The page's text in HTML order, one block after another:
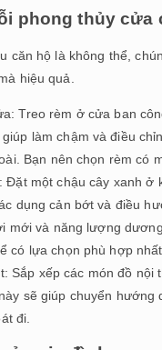
phong thủy cửa
căn hộ là không thể,
hiệu quả.
Treo rèm ở cửa ban
làm chậm và điều
Bạn nên chọn rèm có
Đặt một chậu cây xanh ở
dụng cản bớt và điều
mới và năng lượng
có lựa chọn phù hợp nhất.
Sắp xếp các món đồ
sẽ giúp chuyển
đi.